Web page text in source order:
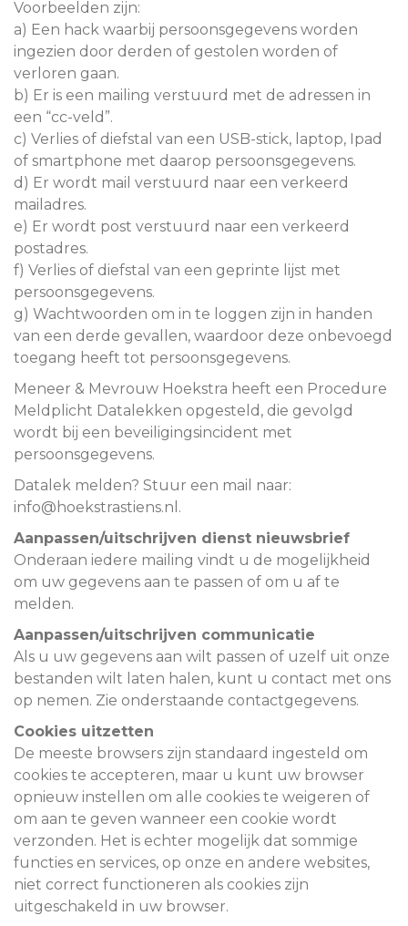
Voorbeelden zijn:
a) Een hack waarbij persoonsgegevens worden
ingezien door derden of gestolen worden of
verloren gaan.
b) Er is een mailing verstuurd met de adressen in
een “cc-veld”.
c) Verlies of diefstal van een USB-stick, laptop, Ipad
of smartphone met daarop persoonsgegevens.
d) Er wordt mail verstuurd naar een verkeerd
mailadres.
e) Er wordt post verstuurd naar een verkeerd
postadres.
f) Verlies of diefstal van een geprinte lijst met
persoonsgegevens.
g) Wachtwoorden om in te loggen zijn in handen
van een derde gevallen, waardoor deze onbevoegd
toegang heeft tot persoonsgegevens.
Meneer & Mevrouw Hoekstra heeft een Procedure
Meldplicht Datalekken opgesteld, die gevolgd
wordt bij een beveiligingsincident met
persoonsgegevens.
Datalek melden? Stuur een mail naar:
info@hoekstrastiens.nl.
Aanpassen/uitschrijven dienst nieuwsbrief
Onderaan iedere mailing vindt u de mogelijkheid
om uw gegevens aan te passen of om u af te
melden.
Aanpassen/uitschrijven communicatie
Als u uw gegevens aan wilt passen of uzelf uit onze
bestanden wilt laten halen, kunt u contact met ons
op nemen. Zie onderstaande contactgegevens.
Cookies uitzetten
De meeste browsers zijn standaard ingesteld om
cookies te accepteren, maar u kunt uw browser
opnieuw instellen om alle cookies te weigeren of
om aan te geven wanneer een cookie wordt
verzonden. Het is echter mogelijk dat sommige
functies en services, op onze en andere websites,
niet correct functioneren als cookies zijn
uitgeschakeld in uw browser.